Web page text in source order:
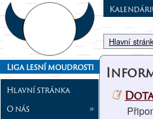
Liga lesní moudrosti
Hlavní stránka
O nás
»
Hlavní